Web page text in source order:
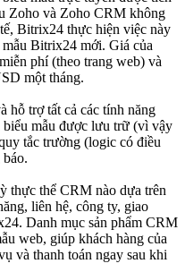
Zoho và Zoho CRM không
Bitrix24 thực hiện việc này
Bitrix24 mới. Giá của
phí (theo trang web) và
một tháng.
hỗ trợ tất cả các tính năng
biểu mẫu được lưu trữ (vì vậy
tắc trường (logic có điều
thực thể CRM nào dựa trên
liên hệ, công ty, giao
Danh mục sản phẩm CRM
web, giúp khách hàng của
và thanh toán ngay sau khi